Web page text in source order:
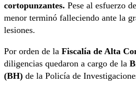
cortopunzantes. Pese al esfuerzo
menor terminó falleciendo ante la
lesiones.
Por orden de la Fiscalía de Alta
diligencias quedaron a cargo de la
(BH) de la Policía de